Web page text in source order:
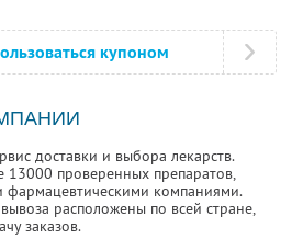
купоном
доставки и выбора лекарств.
13000 проверенных препаратов,
фармацевтическими компаниями.
расположены по всей стране,
заказов.